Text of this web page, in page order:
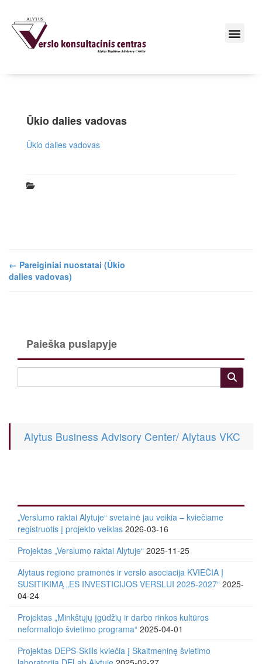
Ūkio dalies vadovas
Ūkio dalies vadovas
← Pareiginiai nuostatai (Ūkio
dalies vadovas)
Paieška puslapyje
Alytus Business Advisory Center/ Alytaus VKC
„Verslumo raktai Alytuje“ svetainė jau veikia – kviečiame
registruotis į projekto veiklas 2026-03-16
Projektas „Verslumo raktai Alytuje“ 2025-11-25
Alytaus regiono pramonės ir verslo asociacija KVIEČIA Į
SUSITIKIMĄ „ES INVESTICIJOS VERSLUI 2025-2027“ 2025-
04-24
Projektas „Minkštųjų įgūdžių ir darbo rinkos kultūros
neformaliojo švietimo programa“ 2025-04-01
Projektas DEPS-Skills kviečia į Skaitmeninę švietimo